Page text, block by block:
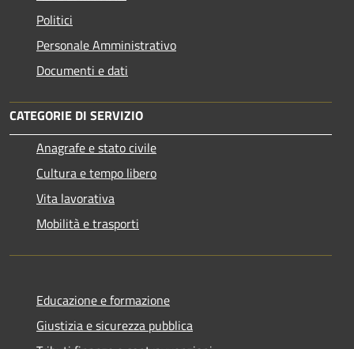
Politici
Personale Amministrativo
Documenti e dati
CATEGORIE DI SERVIZIO
Anagrafe e stato civile
Cultura e tempo libero
Vita lavorativa
Mobilità e trasporti
Educazione e formazione
Giustizia e sicurezza pubblica